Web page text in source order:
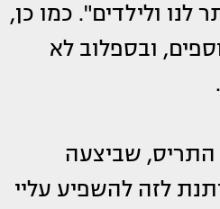
לנו ולילדים". כמו כן,
ובספלוב לא
התריס, שביצעה
לזה להשפיע עליי